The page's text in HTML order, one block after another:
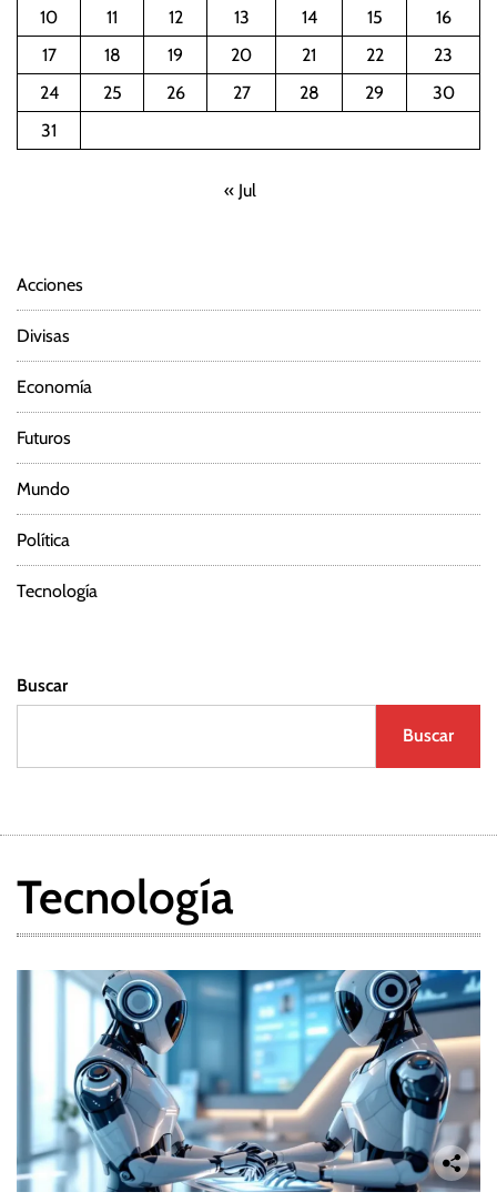
10
11 12 13 14 15
16
17
18 19 20 21 22
23
24
25 26 27 28 29
30
31
« Jul
Acciones
Divisas
Economía
Futuros
Mundo
Política
Tecnología
Buscar
Buscar
Tecnología